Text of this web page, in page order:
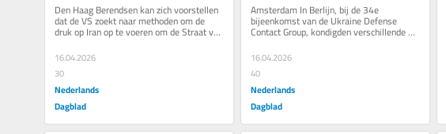
Den Haag Berendsen kan zich voorstellen
dat de VS zoekt naar methoden om de
druk op Iran op te voeren om de Straat van
Hormuz weer open te krijgen. De...
16.04.2026
30
Nederlands
Dagblad
leren’
Amsterdam In Berlijn, bij de 34e
bijeenkomst van de Ukraine Defense
Contact Group, kondigden verschillende
Europese landen nieuwe grote
hulppakketten...
16.04.2026
40
Nederlands
Dagblad